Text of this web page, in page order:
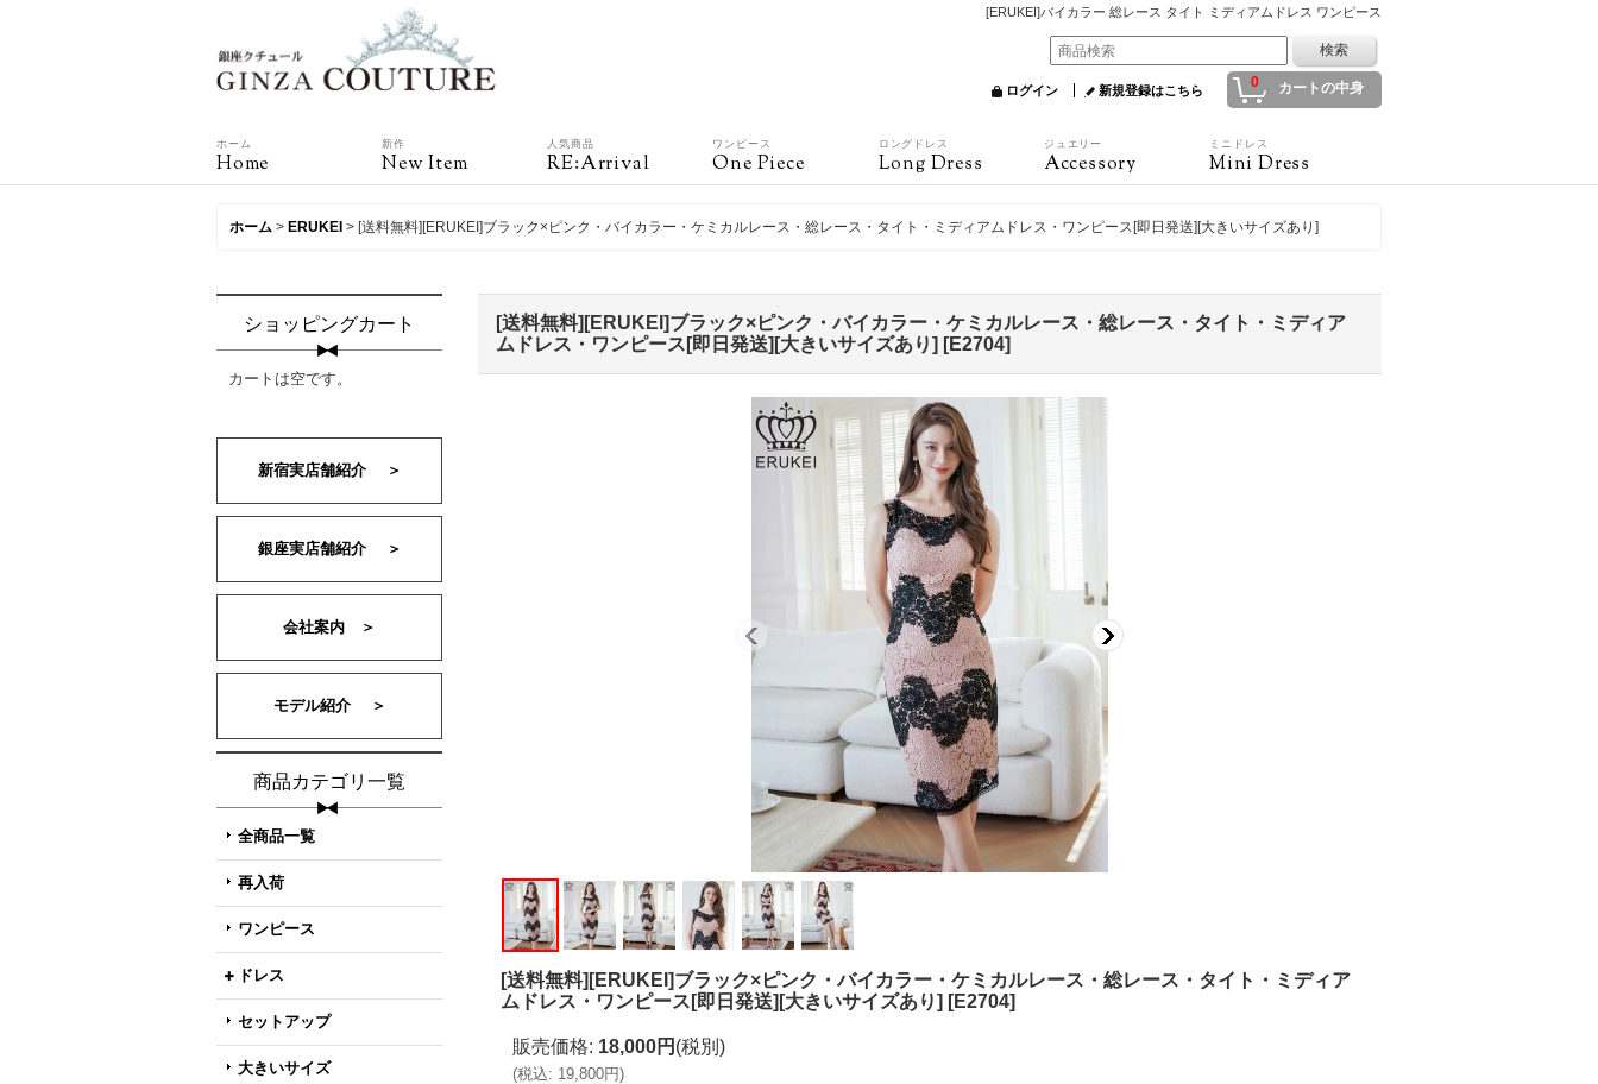
[ERUKEI]バイカラー 総レース タイト ミディアムドレス ワンピース
0 カートの中身
ログイン 新規登録はこちら
ホーム
Home
新作
New Item
人気商品
RE:Arrival
ワンピース
One Piece
ロングドレス
Long Dress
ジュエリー
Accessory
ミニドレス
Mini Dress
ホーム > ERUKEI > [送料無料][ERUKEI]ブラック×ピンク・バイカラー・ケミカルレース・総レース・タイト・ミディアムドレス・ワンピース[即日発送][大きいサイズあり]
ショッピングカート
カートは空です。
新宿実店舗紹介 ＞
銀座実店舗紹介 ＞
会社案内 ＞
モデル紹介 ＞
商品カテゴリ一覧
全商品一覧
再入荷
ワンピース
ドレス
セットアップ
大きいサイズ
[送料無料][ERUKEI]ブラック×ピンク・バイカラー・ケミカルレース・総レース・タイト・ミディア
ムドレス・ワンピース[即日発送][大きいサイズあり] [E2704]
[送料無料][ERUKEI]ブラック×ピンク・バイカラー・ケミカルレース・総レース・タイト・ミディア
ムドレス・ワンピース[即日発送][大きいサイズあり] [E2704]
販売価格: 18,000円 (税別)
(税込: 19,800円)